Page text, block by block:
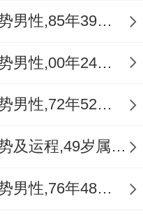
尤为明显，变动可
，咨询、贸易，物
中寻找新的机
「同」字。易因立
1985年属牛人2024年运势男性,85年39岁属牛男2024年每月运程怎么样
2000年属龙人2024年运势男性,00年24岁属龙男2024年每月运程怎么样
1972年属鼠人2024年运势男性,72年52岁属鼠男2024年每月运程怎么样
1975年属兔女2024年运势及运程,49岁属兔人2024全年每月运势女性如何
1976年属龙人2024年运势男性,76年48岁属龙男2024年每月运程怎么样